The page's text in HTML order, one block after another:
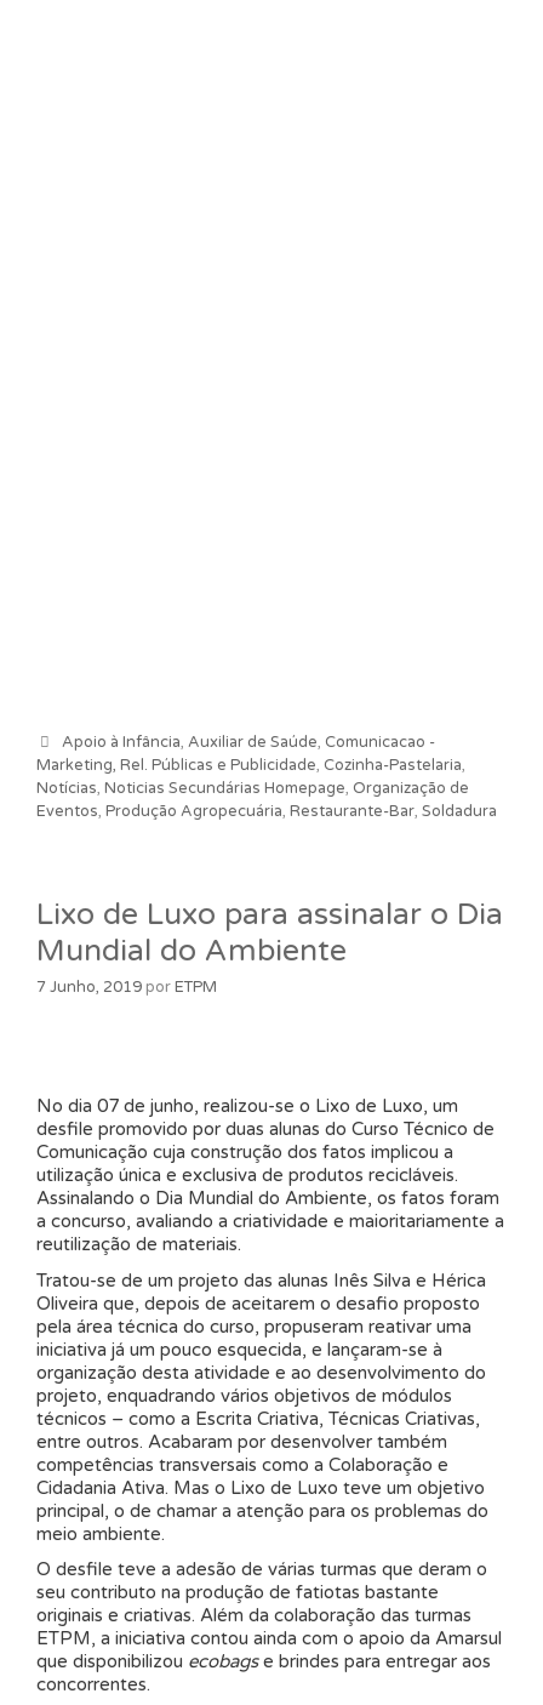
Categorias
Apoio à Infância, Auxiliar de Saúde, Comunicacao -
Marketing, Rel. Públicas e Publicidade, Cozinha-Pastelaria,
Notícias, Noticias Secundárias Homepage, Organização de
Eventos, Produção Agropecuária, Restaurante-Bar, Soldadura
Lixo de Luxo para assinalar o Dia
Mundial do Ambiente
7 Junho, 2019 porETPM
No dia 07 de junho, realizou-se o Lixo de Luxo, um
desfile promovido por duas alunas do Curso Técnico de
Comunicação cuja construção dos fatos implicou a
utilização única e exclusiva de produtos recicláveis.
Assinalando o Dia Mundial do Ambiente, os fatos foram
a concurso, avaliando a criatividade e maioritariamente a
reutilização de materiais.
Tratou-se de um projeto das alunas Inês Silva e Hérica
Oliveira que, depois de aceitarem o desafio proposto
pela área técnica do curso, propuseram reativar uma
iniciativa já um pouco esquecida, e lançaram-se à
organização desta atividade e ao desenvolvimento do
projeto, enquadrando vários objetivos de módulos
técnicos – como a Escrita Criativa, Técnicas Criativas,
entre outros. Acabaram por desenvolver também
competências transversais como a Colaboração e
Cidadania Ativa. Mas o Lixo de Luxo teve um objetivo
principal, o de chamar a atenção para os problemas do
meio ambiente.
O desfile teve a adesão de várias turmas que deram o
seu contributo na produção de fatiotas bastante
originais e criativas. Além da colaboração das turmas
ETPM, a iniciativa contou ainda com o apoio da Amarsul
que disponibilizou ecobagse brindes para entregar aos
concorrentes.